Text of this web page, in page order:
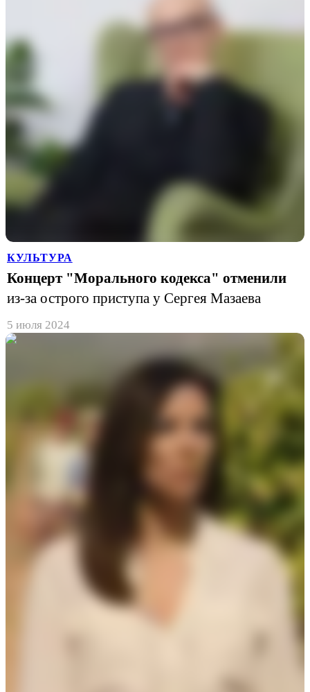
КУЛЬТУРА
Концерт "Морального кодекса" отменили
из-за острого приступа у Сергея Мазаева
5 июля 2024